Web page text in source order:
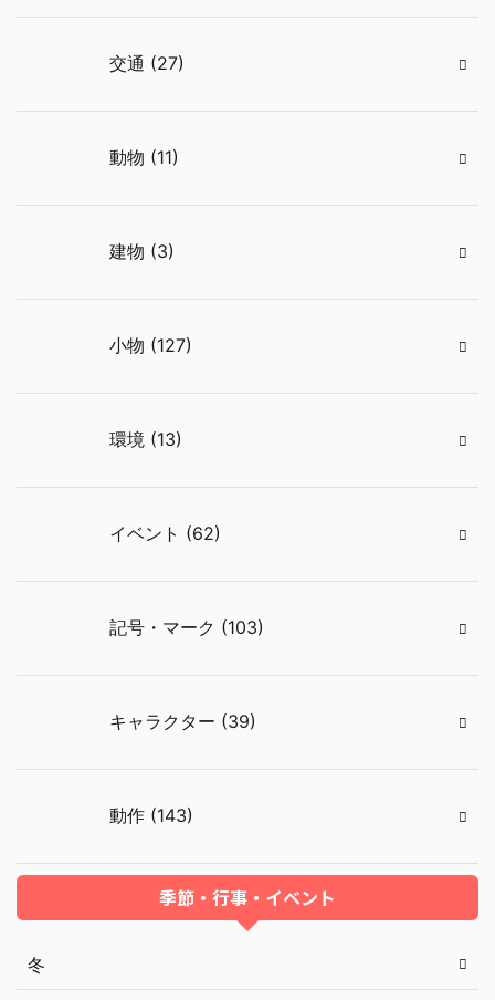
交通 (27)
動物 (11)
建物 (3)
小物 (127)
環境 (13)
イベント (62)
記号・マーク (103)
キャラクター (39)
動作 (143)
季節・行事・イベント
冬